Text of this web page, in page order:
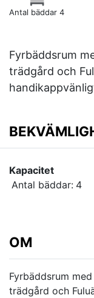
Antal bäddar 4
Fyrbäddsrum
trädgård och
Kapacitet
Antal bäddar: 4
OM
Fyrbäddsrum
trädgård och